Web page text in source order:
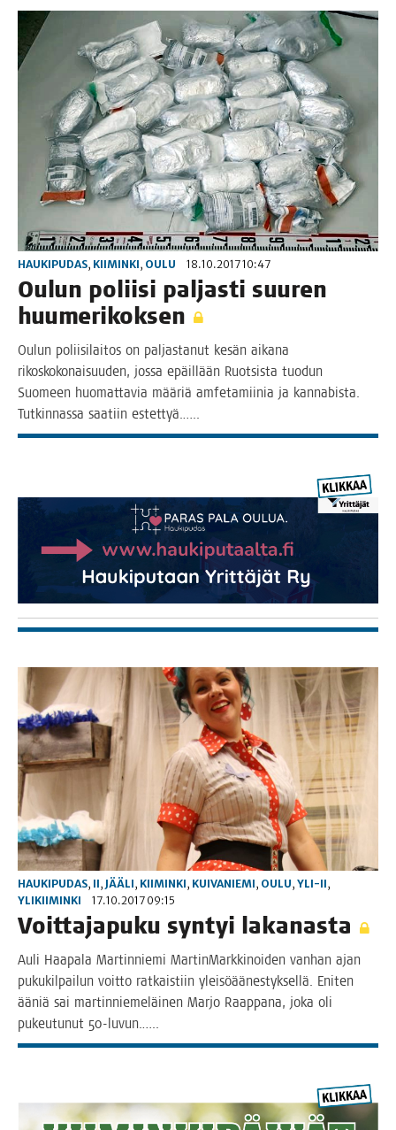
HAUKIPUDAS, KIIMINKI, OULU 18.10.2017 10:47
Oulun polii­si pal­jas­ti suu­ren
huumerikoksen
Oulun polii­si­lai­tos on pal­jas­ta­nut kesän aika­na
rikos­ko­ko­nai­suu­den, jos­sa epäil­lään Ruot­sis­ta tuo­dun
Suo­meen huo­mat­ta­via mää­riä amfe­ta­mii­nia ja kan­na­bis­ta.
Tut­kin­nas­sa saa­tiin estettyä.…..
HAUKIPUDAS, II, JÄÄLI, KIIMINKI, KUIVANIEMI, OULU, YLI-II,
YLIKIIMINKI
17.10.2017 09:15
Voit­ta­ja­pu­ku syn­tyi lakanasta
Auli Haa­pa­la Mar­tin­nie­mi Mar­tin­Mark­ki­noi­den van­han ajan
puku­kil­pai­lun voit­to rat­kais­tiin ylei­söää­nes­tyk­sel­lä. Eni­ten
ääniä sai mar­tin­nie­me­läi­nen Mar­jo Raap­pa­na, joka oli
pukeu­tu­nut 50-luvun.…..